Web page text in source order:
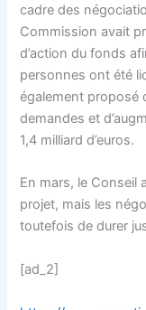
cadre des
Commission avait
d’action du fonds
personnes ont été
également proposé
demandes et
1,4 milliard d’euros.
En mars, le Conseil
projet, mais les
toutefois de durer
[ad_2]